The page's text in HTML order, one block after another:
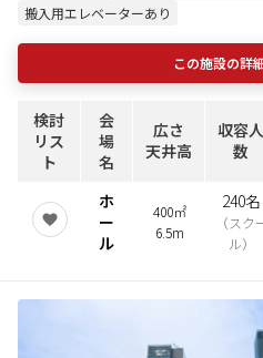
搬入用エレベーターあり
この施設の詳
検討
リス
ト
会
場
名
広さ
天井高
収容人
数
ホ
ー
ル
400㎡
6.5m
240名
（スク
ル）